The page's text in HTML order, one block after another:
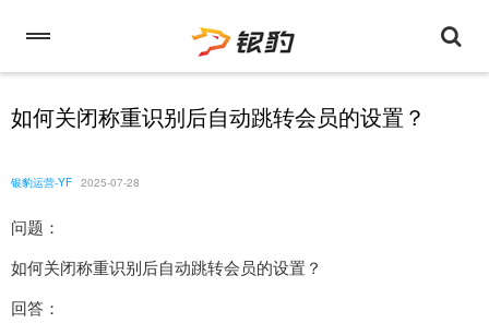
如何关闭称重识别后自动跳转会员的设置？
银豹运营-YF 2025-07-28
问题：
如何关闭称重识别后自动跳转会员的设置？
回答：